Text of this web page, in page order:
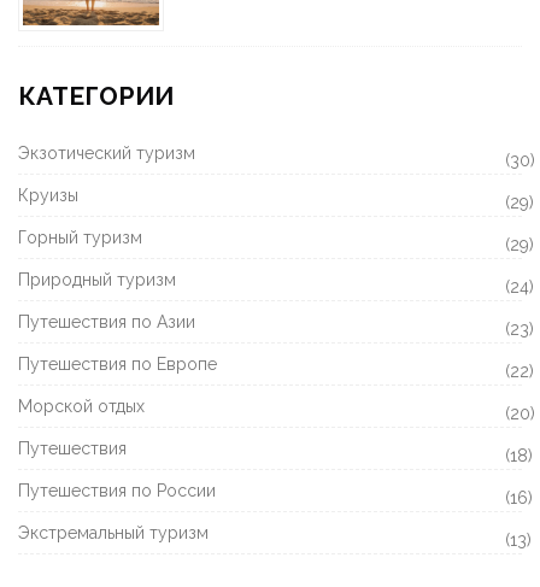
КАТЕГОРИИ
Экзотический туризм
(30)
Круизы
(29)
Горный туризм
(29)
Природный туризм
(24)
Путешествия по Азии
(23)
Путешествия по Европе
(22)
Морской отдых
(20)
Путешествия
(18)
Путешествия по России
(16)
Экстремальный туризм
(13)